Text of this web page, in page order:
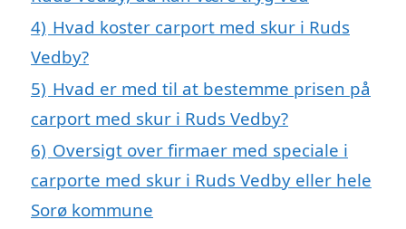
4) Hvad koster carport med skur i Ruds
Vedby?
5) Hvad er med til at bestemme prisen på
carport med skur i Ruds Vedby?
6) Oversigt over firmaer med speciale i
carporte med skur i Ruds Vedby eller hele
Sorø kommune